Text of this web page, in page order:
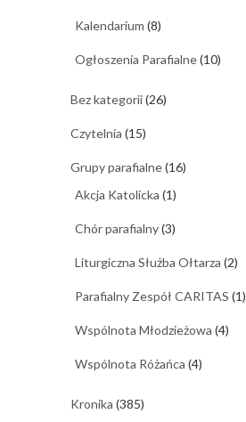
Kalendarium (8)
Ogłoszenia Parafialne(10)
Bez kategorii(26)
Czytelnia (15)
Grupy parafialne(16)
Akcja Katolicka (1)
Chór parafialny(3)
Liturgiczna Służba Ołtarza (2)
Parafialny Zespół CARITAS (1)
Wspólnota Młodzieżowa (4)
Wspólnota Różańca (4)
Kronika (385)